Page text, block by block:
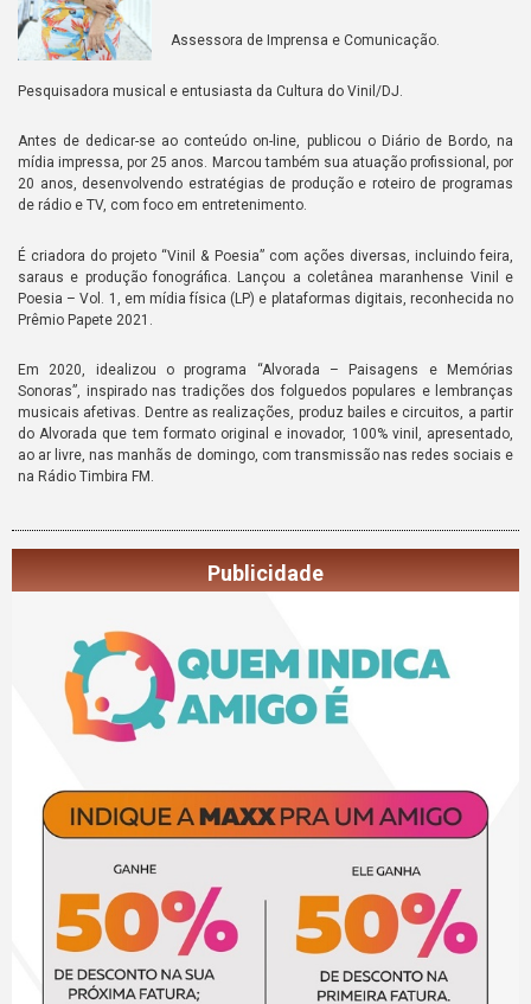
Assessora de Imprensa e Comunicação.
Pesquisadora musical e entusiasta da Cultura do Vinil/DJ.
Antes de dedicar-se ao conteúdo on-line, publicou o Diário de Bordo, na
mídia impressa, por 25 anos. Marcou também sua atuação profissional, por
20 anos, desenvolvendo estratégias de produção e roteiro de programas
de rádio e TV, com foco em entretenimento.
É criadora do projeto “Vinil & Poesia” com ações diversas, incluindo feira,
saraus e produção fonográfica. Lançou a coletânea maranhense Vinil e
Poesia – Vol. 1, em mídia física (LP) e plataformas digitais, reconhecida no
Prêmio Papete 2021.
Em 2020, idealizou o programa “Alvorada – Paisagens e Memórias
Sonoras”, inspirado nas tradições dos folguedos populares e lembranças
musicais afetivas. Dentre as realizações, produz bailes e circuitos, a partir
do Alvorada que tem formato original e inovador, 100% vinil, apresentado,
ao ar livre, nas manhãs de domingo, com transmissão nas redes sociais e
na Rádio Timbira FM.
Publicidade